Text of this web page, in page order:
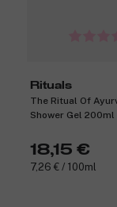
Rituals
The Ritual Of
Shower Gel 200ml
18,15 €
7,26 € / 100ml